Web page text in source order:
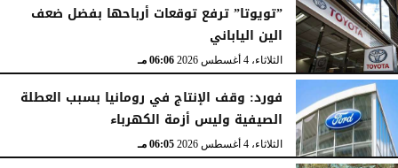
”تويوتا” ترفع توقعات أرباحها بفضل ضعف
الين الياباني
الثلاثاء، 4 أغسطس 2026 06:06 مـ
فورد: وقف الإنتاج في رومانيا بسبب العطلة
الصيفية وليس أزمة الكهرباء
الثلاثاء، 4 أغسطس 2026 06:05 مـ